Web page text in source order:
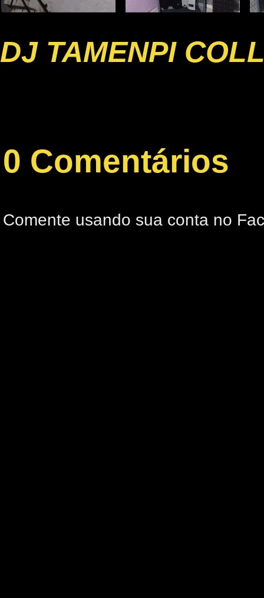
DJ TAMENPI
0 Comentários
Comente usando sua conta no